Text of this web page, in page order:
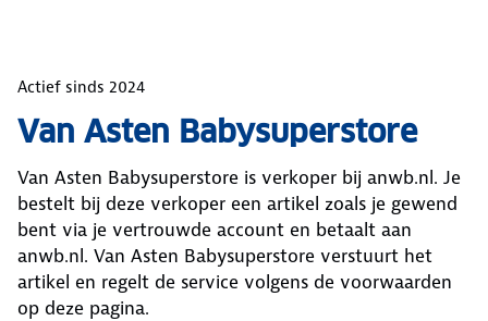
Actief sinds 2024
Van Asten Babysuperstore
Van Asten Babysuperstore is verkoper bij anwb.nl. Je
bestelt bij deze verkoper een artikel zoals je gewend
bent via je vertrouwde account en betaalt aan
anwb.nl. Van Asten Babysuperstore verstuurt het
artikel en regelt de service volgens de voorwaarden
op deze pagina.